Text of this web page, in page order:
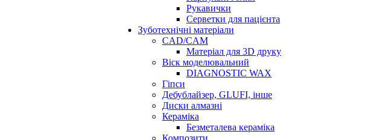
Рукавички
Серветки для пацієнта
Зуботехнічні матеріали
CAD/CAM
Матеріал для 3D друку
Віск моделювальний
DIAGNOSTIC WAX
Гіпси
Дебублайзер, GLUFI, інше
Диски алмазні
Кераміка
Безметалева кераміка
Композити